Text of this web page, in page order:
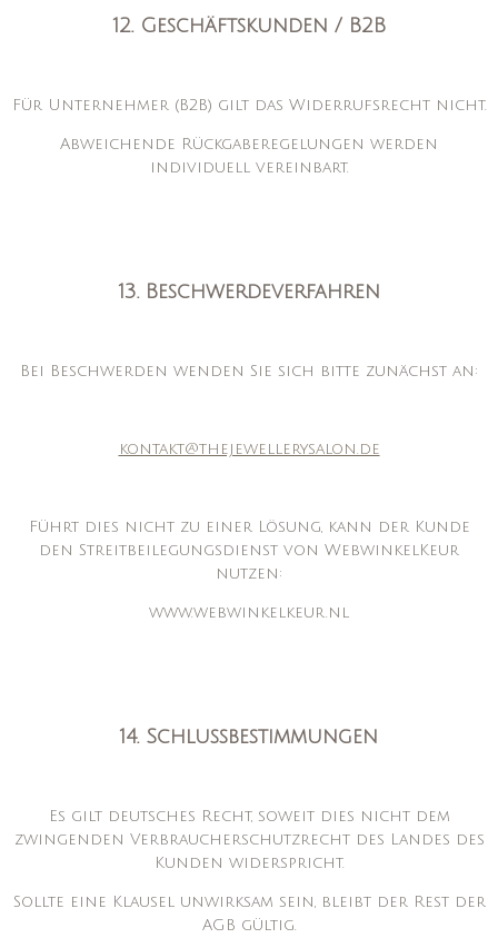
12. Geschäftskunden / B2B
Für Unternehmer (B2B) gilt das Widerrufsrecht nicht.
Abweichende Rückgaberegelungen werden
individuell vereinbart.
13. Beschwerdeverfahren
Bei Beschwerden wenden Sie sich bitte zunächst an:
kontakt@thejewellerysalon.de
Führt dies nicht zu einer Lösung, kann der Kunde
den Streitbeilegungsdienst von WebwinkelKeur
nutzen:
www.webwinkelkeur.nl
14. Schlussbestimmungen
Es gilt deutsches Recht, soweit dies nicht dem
zwingenden Verbraucherschutzrecht des Landes des
Kunden widerspricht.
Sollte eine Klausel unwirksam sein, bleibt der Rest der
AGB gültig.